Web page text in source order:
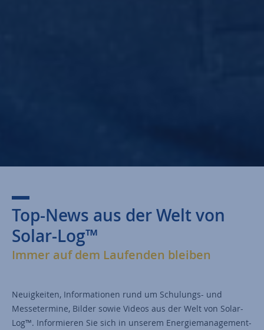
Top-News aus der Welt von
Solar-Log™
Immer auf dem Laufenden bleiben
Neuigkeiten, Informationen rund um Schulungs- und
Messetermine, Bilder sowie Videos aus der Welt von Solar-
Log™. Informieren Sie sich in unserem Energiemanagement-